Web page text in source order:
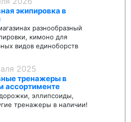
экипировка в
разнообразный
кимоно для
видов единоборств
2025
тренажеры в
ассортименте
эллипсоиды,
тренажеры в наличии!